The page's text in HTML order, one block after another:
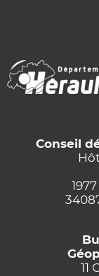
Conseil
11